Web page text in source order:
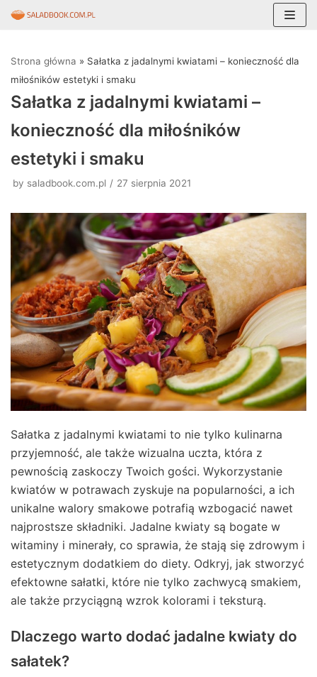
do
treści
Strona główna » Sałatka z jadalnymi kwiatami – konieczność dla
miłośników estetyki i smaku
Sałatka z jadalnymi kwiatami –
konieczność dla miłośników
estetyki i smaku
by saladbook.com.pl 27 sierpnia 2021
Sałatka z jadalnymi kwiatami to nie tylko kulinarna
przyjemność, ale także wizualna uczta, która z
pewnością zaskoczy Twoich gości. Wykorzystanie
kwiatów w potrawach zyskuje na popularności, a ich
unikalne walory smakowe potrafią wzbogacić nawet
najprostsze składniki. Jadalne kwiaty są bogate w
witaminy i minerały, co sprawia, że stają się zdrowym i
estetycznym dodatkiem do diety. Odkryj, jak stworzyć
efektowne sałatki, które nie tylko zachwycą smakiem,
ale także przyciągną wzrok kolorami i teksturą.
Dlaczego warto dodać jadalne kwiaty do
sałatek?